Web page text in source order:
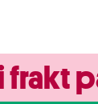
frakt